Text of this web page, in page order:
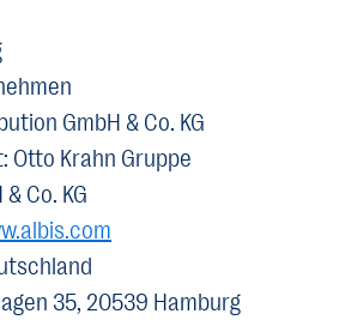
GmbH & Co. KG
Krahn Gruppe
Co. KG
35, 20539 Hamburg